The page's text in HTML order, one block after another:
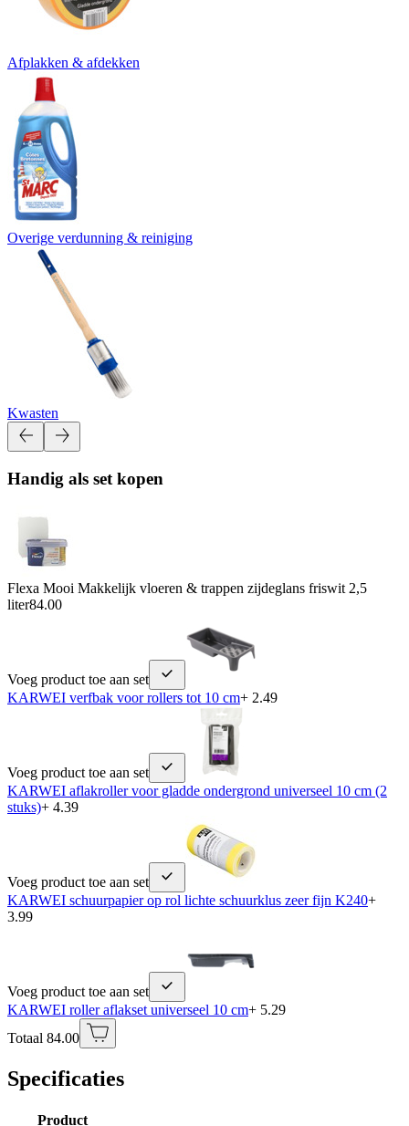
Afplakken & afdekken
Overige verdunning & reiniging
Kwasten
Handig als set kopen
Flexa Mooi Makkelijk vloeren & trappen zijdeglans friswit 2,5
liter84.00
Voeg product toe aan set
KARWEI verfbak voor rollers tot 10 cm+ 2.49
Voeg product toe aan set
KARWEI aflakroller voor gladde ondergrond universeel 10 cm (2
stuks)+ 4.39
Voeg product toe aan set
KARWEI schuurpapier op rol lichte schuurklus zeer fijn K240+
3.99
Voeg product toe aan set
KARWEI roller aflakset universeel 10 cm+ 5.29
Totaal 84.00
Specificaties
Product